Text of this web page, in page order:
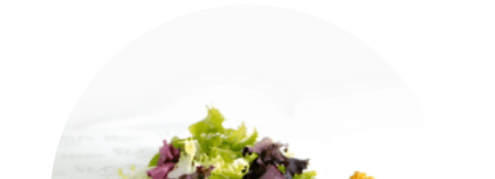
hasta
€7,90